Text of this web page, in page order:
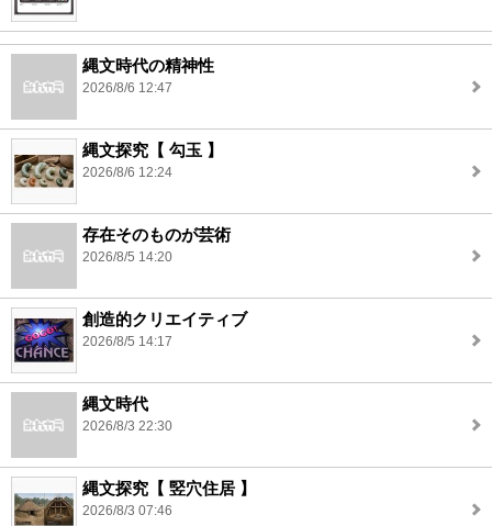
縄文時代の精神性
2026/8/6 12:47
縄文探究【 勾玉 】
2026/8/6 12:24
存在そのものが芸術
2026/8/5 14:20
創造的クリエイティブ
2026/8/5 14:17
縄文時代
2026/8/3 22:30
縄文探究【 竪穴住居 】
2026/8/3 07:46